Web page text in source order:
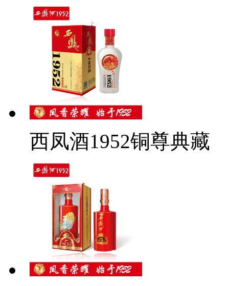
西凤酒1952铜尊典藏